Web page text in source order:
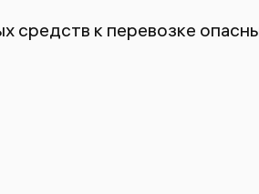
средств к перевозке